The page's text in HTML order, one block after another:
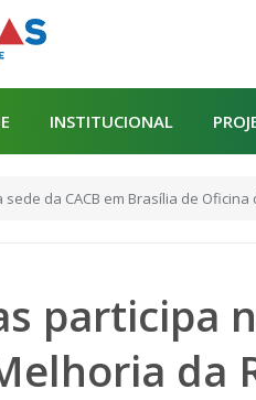
INSTITUCIONAL
da CACB em Brasília de
participa
da